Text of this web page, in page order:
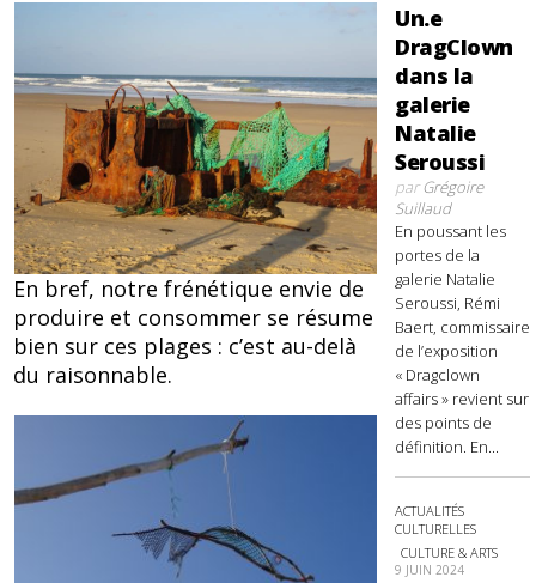
En bref, notre frénétique envie de
produire et consommer se résume
bien sur ces plages : c’est au-delà
du raisonnable.
Un.e
DragClown
dans la
galerie
Natalie
Seroussi
parGrégoire
Suillaud
En poussant les
portes de la
galerie Natalie
Seroussi, Rémi
Baert, commissaire
de l’exposition
« Dragclown
affairs » revient sur
des points de
définition. En...
ACTUALITÉS
CULTURELLES
CULTURE & ARTS
9 JUIN 2024